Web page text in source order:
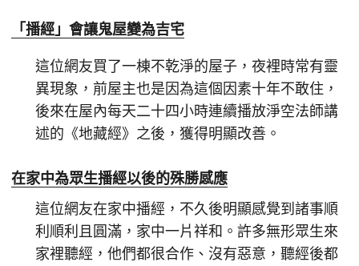
「播經」會讓鬼屋變為吉宅
這位網友買了一棟不乾淨的屋子，夜裡時常有靈
異現象，前屋主也是因為這個因素十年不敢住，
後來在屋內每天二十四小時連續播放淨空法師講
述的《地藏經》之後，獲得明顯改善。
在家中為眾生播經以後的殊勝感應
這位網友在家中播經，不久後明顯感覺到諸事順
利順利且圓滿，家中一片祥和。許多無形眾生來
家裡聽經，他們都很合作、沒有惡意，聽經後都